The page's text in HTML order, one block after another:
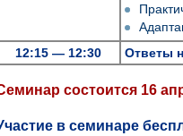
12:15 — 12:30
Ответы
состоится 16
в семинаре